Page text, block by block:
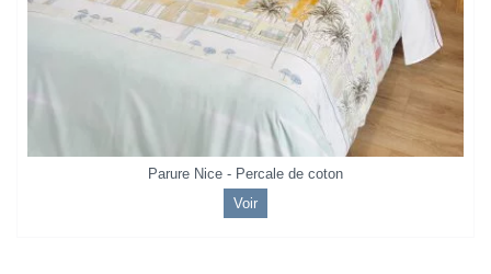
Parure Nice - Percale de coton
Voir